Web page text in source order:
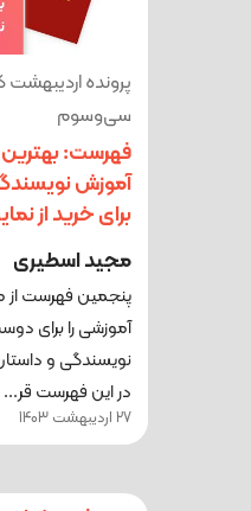
پرونده
سی‌وسوم
فهرست: بهترین
آموزش
برای خرید از
مجید اسطیری
پنجمین فهرست
آموزشی را برای
نویسندگی و
در این فهرست قر...
27 اردیبهشت 1403